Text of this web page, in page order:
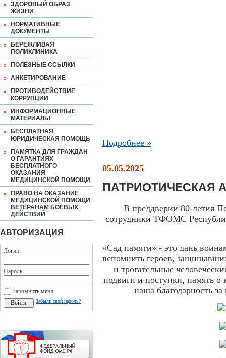
ЗДОРОВЫЙ ОБРАЗ
ЖИЗНИ
НОРМАТИВНЫЕ
ДОКУМЕНТЫ
БЕРЕЖЛИВАЯ
ПОЛИКЛИНИКА
ПОЛЕЗНЫЕ ССЫЛКИ
АНКЕТИРОВАНИЕ
ПРОТИВОДЕЙСТВИЕ
КОРРУПЦИИ
ИНФОРМАЦИОННЫЕ
МАТЕРИАЛЫ
БЕСПЛАТНАЯ
ЮРИДИЧЕСКАЯ ПОМОЩЬ
ПАМЯТКА ДЛЯ ГРАЖДАН
О ГАРАНТИЯХ
БЕСПЛАТНОГО
ОКАЗАНИЯ
МЕДИЦИНСКОЙ ПОМОЩИ
ПРАВО НА ОКАЗАНИЕ
МЕДИЦИНСКОЙ ПОМОЩИ
ВЕТЕРАНАМ БОЕВЫХ
ДЕЙСТВИЙ
АВТОРИЗАЦИЯ
Логин:
Пароль:
Запомнить меня
Забыли свой пароль?
Подробнее »
05.05.2025
ПАТРИОТИЧЕСКАЯ
В преддверии 80-летия
сотрудники ТФОМС
«Сад памяти» - это дань
вспомнить героев,
и трогательные
подвиги и поступки, память
наша благодарность